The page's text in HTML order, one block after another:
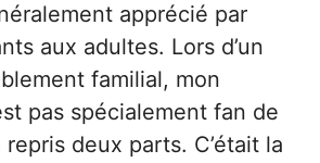
apprécié par
aux adultes. Lors d’un
familial, mon
pas spécialement fan de
deux parts. C’était la